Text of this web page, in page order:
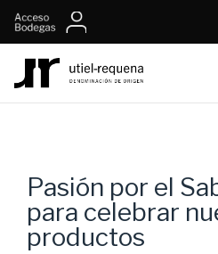
Pasión por el
para celebrar
productos